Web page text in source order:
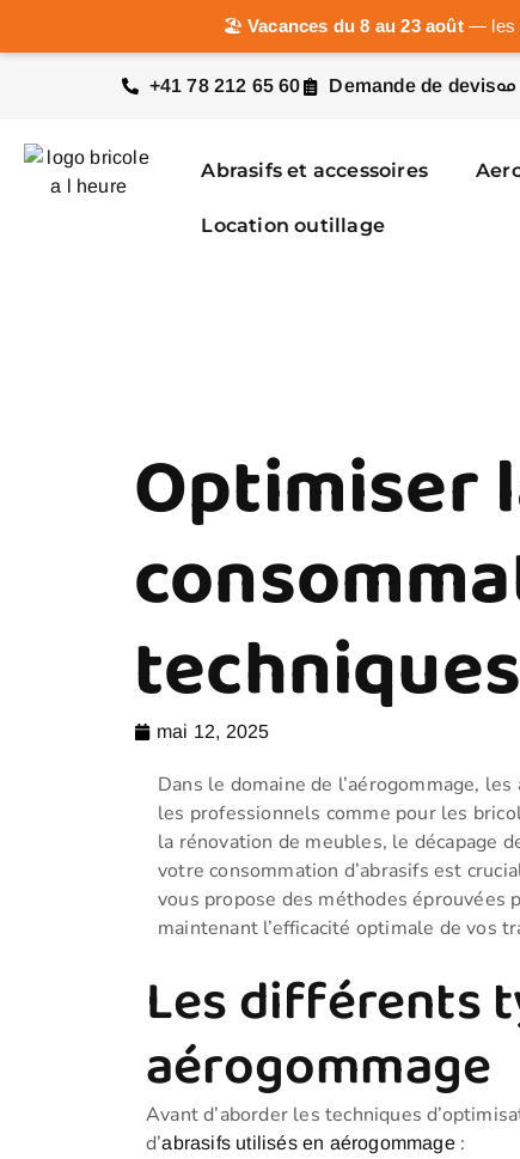
🏖️Vacances du 8 au 23 août— les
+41 78 212 65 60 Demande de devis
Abrasifs et accessoires
Location outillage
Optimiser
mai 12, 2025
Dans le domaine de l’aérogommage,
les professionnels comme pour les
la rénovation de meubles, le décapage
votre consommation d’abrasifs est
vous propose des méthodes éprouvées
maintenant l’efficacité optimale de vos
Les différents
aérogommage
Avant d’aborder les techniques
d’abrasifs utilisés en aérogommage: